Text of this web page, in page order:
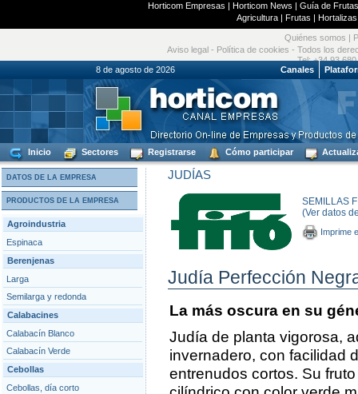
Horticom Empresas | Horticom News | Guía de
Agricultura| Frutas | Hortalizas
Quiénes somos
Aviso legal - Política de cookies - Todos los
Tel: +34 93
8 de agosto de 2026
Canales
Inicio Sectores Registrarse Cómo participar
DATOS DE LA EMPRESA
PRODUCTOS DE LA EMPRESA
Agroindustria
Espinaca
Berenjenas
Larga
Semilarga y redonda
Calabacines
Calabacín Blanco
Calabacín Verde
Cebollas
Cebollas, día corto
JUDÍAS
SEMILLAS
(Ver datos
Imprime
Judía Perfección
La más oscura en su
Judía de planta vigorosa,
invernadero, con facilidad
entrenudos cortos. Su